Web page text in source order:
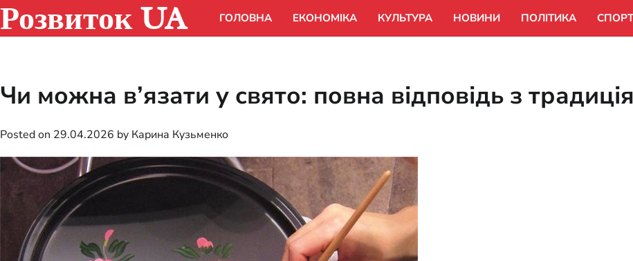
Skip
to
content
Розвиток UA ГОЛОВНА ЕКОНОМІКА КУЛЬТУРА НОВИНИ ПОЛІТИКА СПОРТ
Чи можна в’язати у свято: повна відповідь з
Posted on 29.04.2026 by Карина Кузьменко